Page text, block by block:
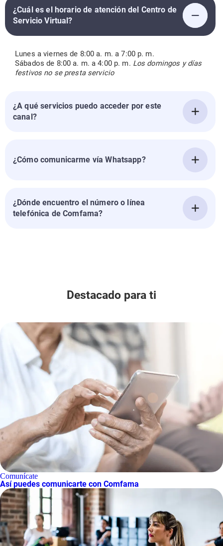
¿Cuál es el horario de atención del Centro de
Servicio Virtual?
Lunes a viernes de 8:00 a. m. a 7:00 p. m.
Sábados de 8:00 a. m. a 4:00 p. m. Los domingos y días
festivos no se presta servicio
¿A qué servicios puedo acceder por este
canal?
¿Cómo comunicarme vía Whatsapp?
¿Dónde encuentro el número o línea
telefónica de Comfama?
Destacado para ti
Comunícate
Así puedes comunicarte con Comfama